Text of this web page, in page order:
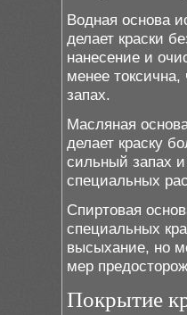
Водная основа
делает краски
нанесение и
менее
запах.
Масляная
делает краску
сильный запах
специальных
Спиртовая
специальных
высыхание, но
мер
Покрытие